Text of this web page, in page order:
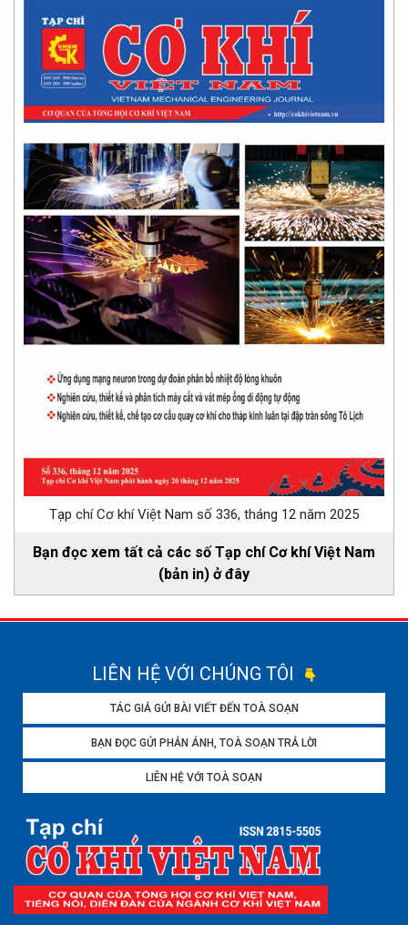
Tạp chí Cơ khí Việt Nam số 336, tháng 12 năm 2025
Bạn đọc xem tất cả các số Tạp chí Cơ khí Việt Nam
(bản in) ở đây
LIÊN HỆ VỚI CHÚNG TÔI
TÁC GIẢ GỬI BÀI VIẾT ĐẾN TOÀ SOẠN
BẠN ĐỌC GỬI PHẢN ÁNH, TOÀ SOẠN TRẢ LỜI
LIÊN HỆ VỚI TOÀ SOẠN